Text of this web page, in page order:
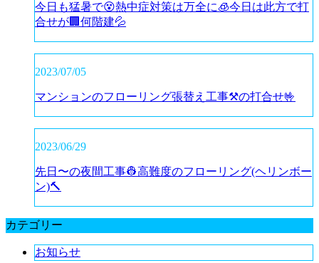
今日も猛暑で😵熱中症対策は万全に🧊今日は此方で打
合せが🏢何階建💦
2023/07/05
マンションのフローリング張替え工事⚒️の打合せ🤟
2023/06/29
先日〜の夜間工事👷高難度のフローリング(ヘリンボー
ン)🔨
カテゴリー
お知らせ